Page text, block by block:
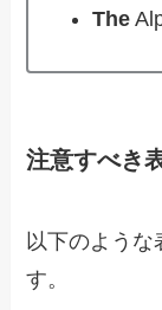
The
注意すべき
以下のよう
す。